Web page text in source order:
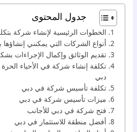
جدول المحتوى
الخطوات الرئيسية لإنشاء شركة
أنواع الشركات التي يمكنني
تقديم الوثائق وإكمال الإجراءات
تكلفة إنشاء شركة في الأحياء
دبي
تكلفة تأسيس شركة في دبي
ميزات تأسيس شركة في دبي
فتح شركة في دبي للأجانب
أفضل منطقة للاستثمار في دبي